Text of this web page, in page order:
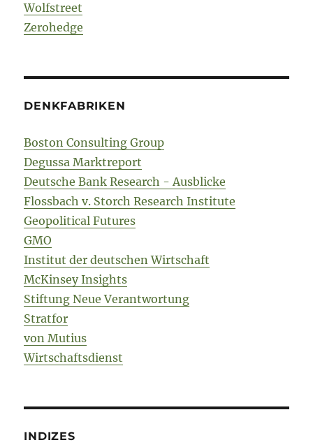
Wolfstreet
Zerohedge
DENKFABRIKEN
Boston Consulting Group
Degussa Marktreport
Deutsche Bank Research - Ausblicke
Flossbach v. Storch Research Institute
Geopolitical Futures
GMO
Institut der deutschen Wirtschaft
McKinsey Insights
Stiftung Neue Verantwortung
Stratfor
von Mutius
Wirtschaftsdienst
INDIZES